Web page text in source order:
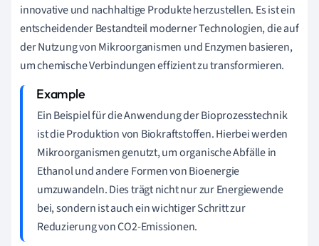
innovative und nachhaltige Produkte herzustellen. Es ist ein
entscheidender Bestandteil moderner Technologien, die auf
der Nutzung von Mikroorganismen und Enzymen basieren,
um chemische Verbindungen effizient zu transformieren.
Ein Beispiel für die Anwendung der Bioprozesstechnik
ist die Produktion von Biokraftstoffen. Hierbei werden
Mikroorganismen genutzt, um organische Abfälle in
Ethanol und andere Formen von Bioenergie
umzuwandeln. Dies trägt nicht nur zur Energiewende
bei, sondern ist auch ein wichtiger Schritt zur
Reduzierung von CO2-Emissionen.